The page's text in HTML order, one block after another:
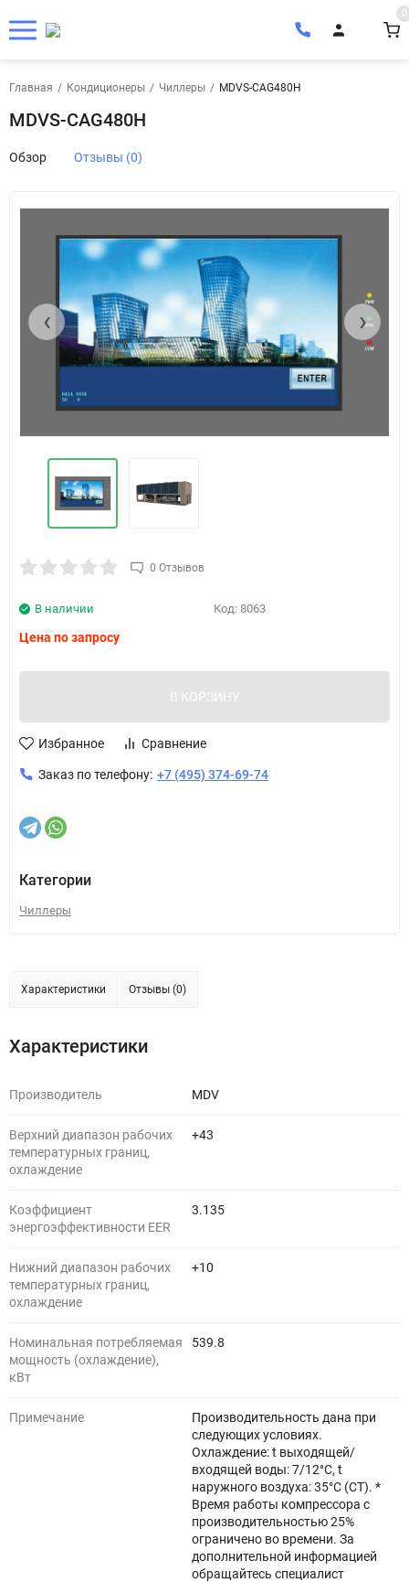
0
Главная / Кондиционеры / Чиллеры / MDVS-CAG480H
MDVS-CAG480H
Обзор Отзывы (0)
‹ ›
0 Отзывов
Код: 8063
В наличии
Цена по запросу
В КОРЗИНУ
Избранное Сравнение
Заказ по телефону: +7 (495) 374-69-74
Категории
Чиллеры
Характеристики Отзывы (0)
Характеристики
Производитель MDV
Верхний диапазон рабочих
температурных границ,
охлаждение
+43
Коэффициент
энергоэффективности EER
3.135
Нижний диапазон рабочих
температурных границ,
охлаждение
+10
Номинальная потребляемая
мощность (охлаждение),
кВт
539.8
Примечание
Производительность дана при
следующих условиях.
Охлаждение: t выходящей/
входящей воды: 7/12°С, t
наружного воздуха: 35°С (СТ). *
Время работы компрессора с
производительностью 25%
ограничено во времени. За
дополнительной информацией
обращайтесь специалист